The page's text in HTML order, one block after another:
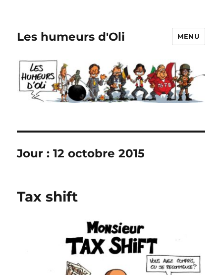
Les humeurs d'Oli MENU
Jour :12 octobre 2015
Tax shift